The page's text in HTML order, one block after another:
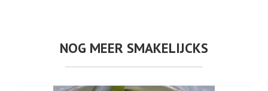
NOG MEER SMAKELIJCKS